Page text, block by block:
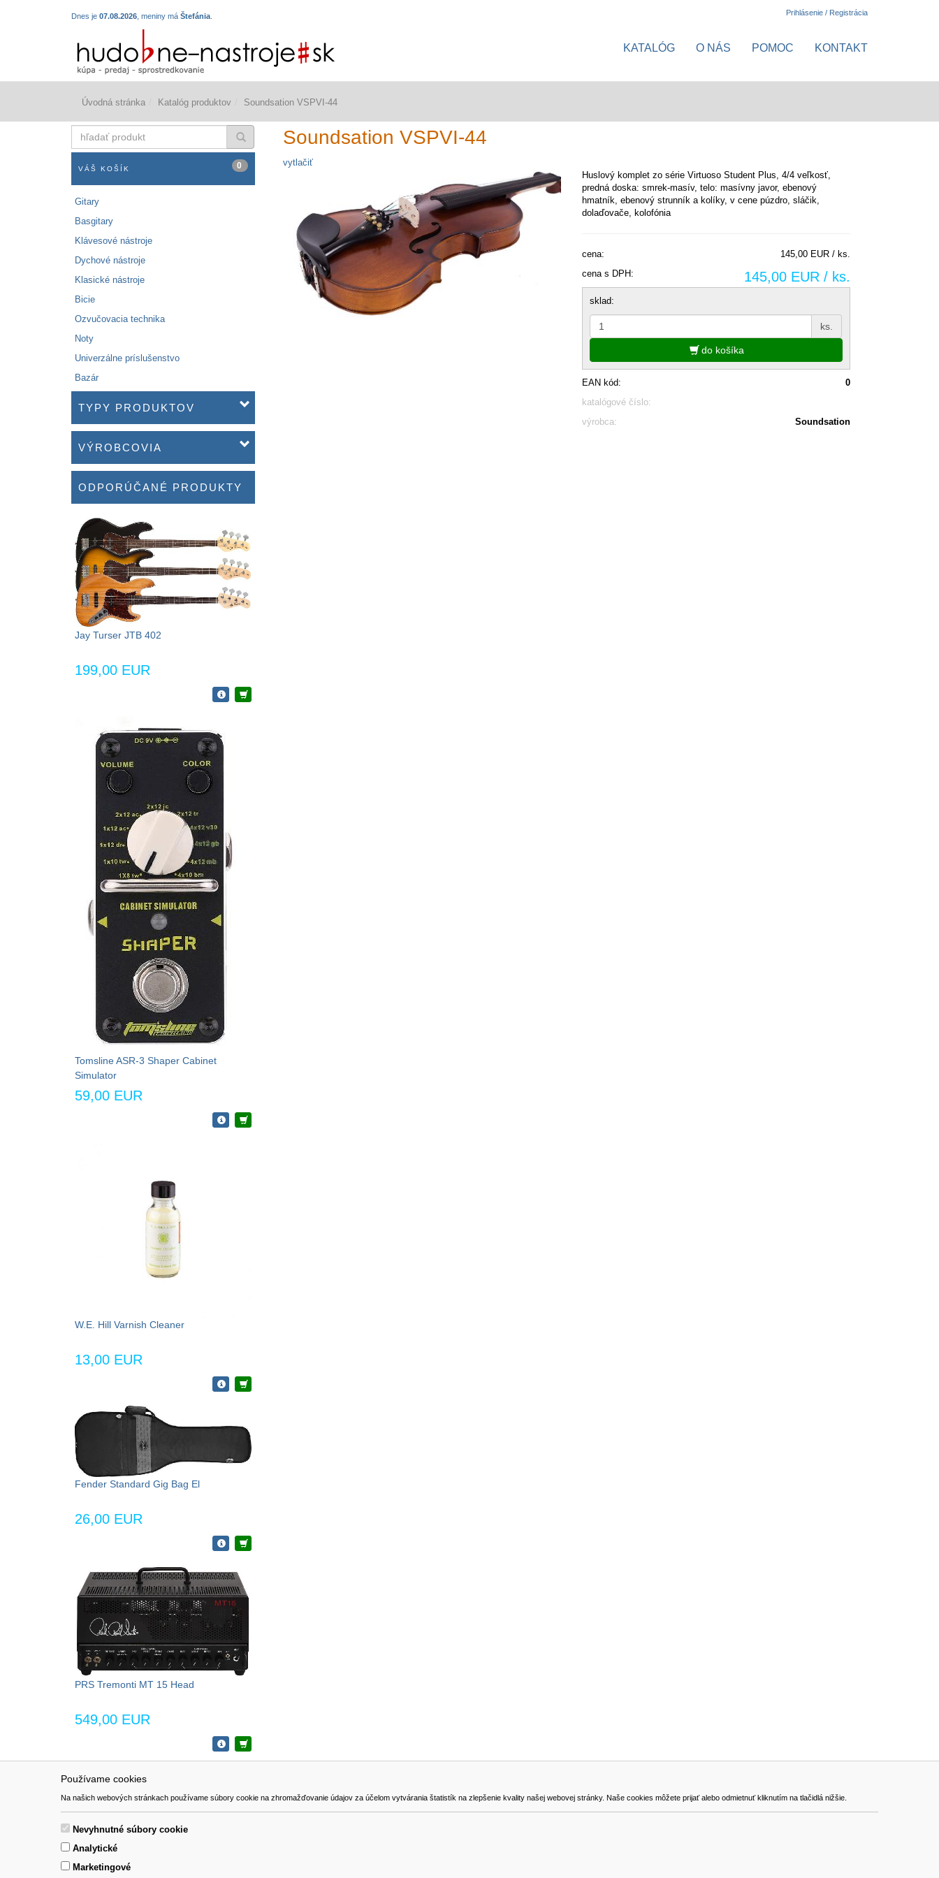
Používame cookies
Na našich webových stránkach používame súbory cookie na zhromažďovanie údajov za účelom vytvárania štatistík na zlepšenie kvality našej webovej stránky. Naše cookies môžete prijať alebo odmietnuť kliknutím na tlačidlá nižšie.
Nevyhnutné súbory cookie
Analytické
Marketingové
Dnes je 07.08.2026 , meniny má Štefánia Prihlásenie / Registrácia
KATALÓG O NÁS POMOC KONTAKT
Úvodná stránka Katalóg produktov Soundsation VSPVI-44
produkt
VÁŠ KOŠÍK 0
Gitary
Basgitary
Klávesové nástroje
Dychové nástroje
Klasické nástroje
Bicie
Ozvučovacia technika
Noty
Univerzálne príslušenstvo
Bazár
TYPY PRODUKTOV
VÝROBCOVIA
ODPORÚČANÉ PRODUKTY
Jay Turser JTB 402
199,00 EUR
Tomsline ASR-3 Shaper Cabinet
Simulator
59,00 EUR
W.E. Hill Varnish Cleaner
13,00 EUR
Fender Standard Gig Bag El
26,00 EUR
PRS Tremonti MT 15 Head
549,00 EUR
Soundsation VSPVI-44
vytlačiť
Huslový komplet zo série Virtuoso Student Plus, 4/4 veľkosť,
predná doska: smrek-masív, telo: masívny javor, ebenový
hmatník, ebenový strunník a kolíky, v cene púzdro, sláčik,
dolaďovače, kolofónia
cena:
145,00 EUR / ks.
cena s DPH:
145,00 EUR / ks.
sklad:
ks.
do košíka
EAN kód:
0
katalógové číslo:
výrobca:
Soundsation
Pomoc
Kontakt